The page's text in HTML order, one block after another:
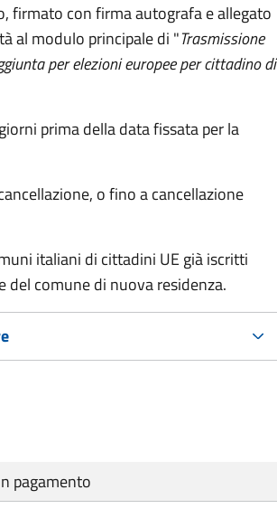
firmato con firma autografa e allegato
al modulo principale di "Trasmissione
per elezioni europee per cittadino di
prima della data fissata per la
o fino a cancellazione
italiani di cittadini UE già iscritti
comune di nuova residenza.
pagamento